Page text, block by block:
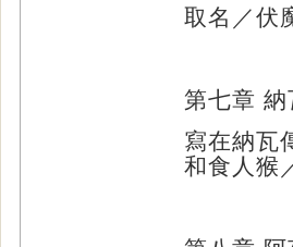
取名／伏
第七章
寫在納瓦
和食人猴